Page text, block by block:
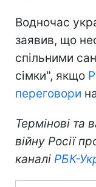
Водночас
заявив, що
спільними
сімки", якщо
переговори
Термінові та
війну Росії
каналі РБК-